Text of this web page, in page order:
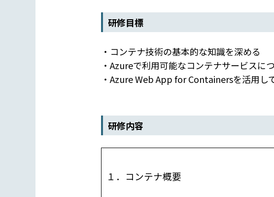
研修目標
・コンテナ技術の基本的な知識を深める
・Azureで利用可能なコンテナサービスに
・Azure Web App for Containersを活用
研修内容
１．コンテナ概要